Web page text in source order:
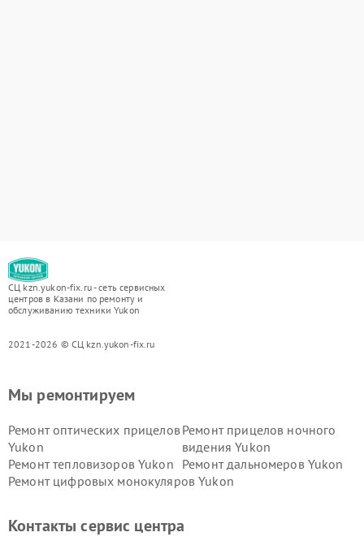
СЦ kzn.yukon-fix.ru - сеть сервисных
центров в Казани по ремонту и
обслуживанию техники Yukon
2021-2026 © СЦ kzn.yukon-fix.ru
Мы ремонтируем
Ремонт оптических прицелов
Yukon
Ремонт прицелов ночного
видения Yukon
Ремонт тепловизоров Yukon Ремонт дальномеров Yukon
Ремонт цифровых монокуляров Yukon
Контакты сервис центра